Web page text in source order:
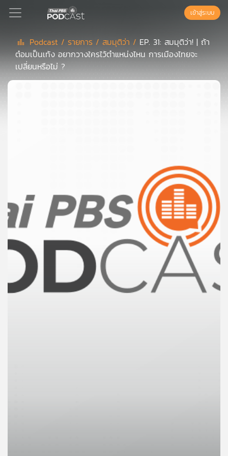
Podcast
สต์
ของ
คุณ
เพลง
เข้าสู่ระบบ
Podcast / รายการ /สมมุติว่า / EP. 31: สมมุติว่า! | ถ้า
ต๋อมเป็นเท้ง อยากวางใครไว้ตำแหน่งไหน การเมืองไทยจะ
เปลี่ยนหรือไม่ ?